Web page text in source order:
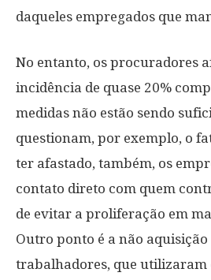
daqueles empregados que
No entanto, os procuradores
incidência de quase 20%
medidas não estão sendo
questionam, por exemplo, o
ter afastado, também, os
contato direto com quem
de evitar a proliferação em
Outro ponto é a não aquisição
trabalhadores, que utilizaram